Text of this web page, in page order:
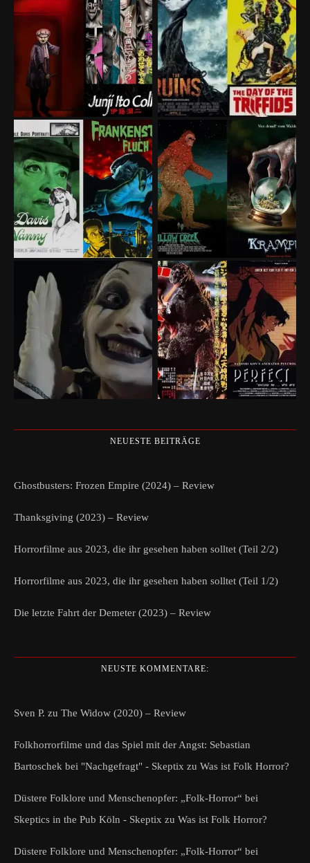
NEUESTE BEITRÄGE
Ghostbusters: Frozen Empire (2024) – Review
Thanksgiving (2023) – Review
Horrorfilme aus 2023, die ihr gesehen haben solltet (Teil 2/2)
Horrorfilme aus 2023, die ihr gesehen haben solltet (Teil 1/2)
Die letzte Fahrt der Demeter (2023) – Review
NEUSTE KOMMENTARE:
Sven P. zu The Widow (2020) – Review
Folkhorrorfilme und das Spiel mit der Angst: Sebastian
Bartoschek bei "Nachgefragt" - Skeptix zu Was ist Folk Horror?
Düstere Folklore und Menschenopfer: „Folk-Horror“ bei
Skeptics in the Pub Köln - Skeptix zu Was ist Folk Horror?
Düstere Folklore und Menschenopfer: „Folk-Horror“ bei